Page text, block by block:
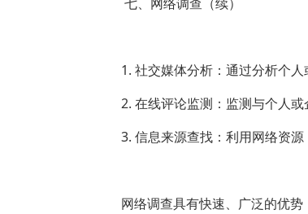
1. 社交媒体分析：通过分析个
2. 在线评论监测：监测与个人
3. 信息来源查找：利用网络资
网络调查具有快速、广泛的优